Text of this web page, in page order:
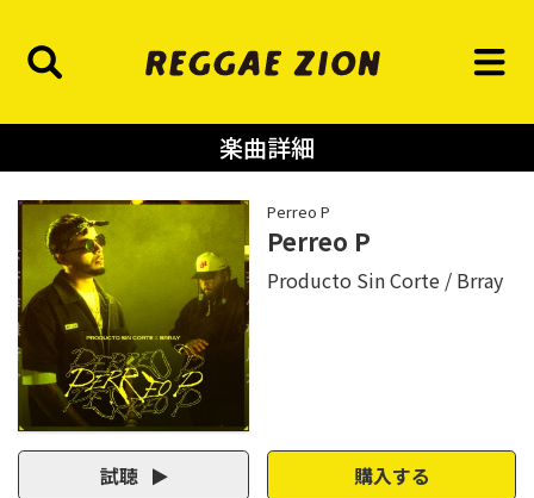
楽曲詳細
Perreo P
Perreo P
Producto Sin Corte Brray
試聴 購入する